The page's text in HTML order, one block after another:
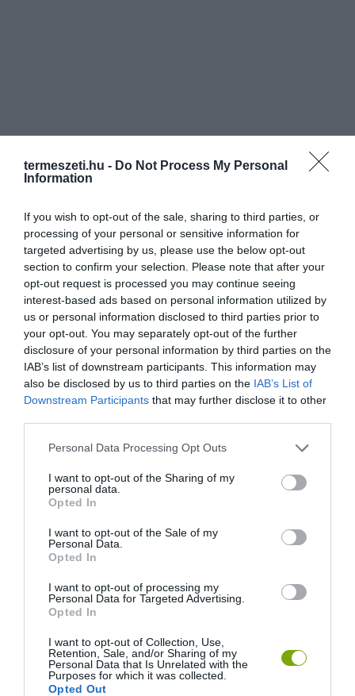
termeszeti.hu - Do Not Process My Personal
Information
If you wish to opt-out of the sale, sharing to third parties, or
processing of your personal or sensitive information for
targeted advertising by us, please use the below opt-out
section to confirm your selection. Please note that after your
opt-out request is processed you may continue seeing
interest-based ads based on personal information utilized by
us or personal information disclosed to third parties prior to
your opt-out. You may separately opt-out of the further
disclosure of your personal information by third parties on the
IAB’s list of downstream participants. This information may
also be disclosed by us to third parties on the IAB’s List of
Downstream Participants that may further disclose it to other
Please note that this website/app uses one or more Google
not limited to your visit or usage behaviour. You may click to
grant or deny consent to Google and its third-party tags to
use your data for below specified purposes in below Google
consent section.
Personal Data Processing Opt Outs
I want to opt-out of the Sharing of my
personal data.
Opted In
I want to opt-out of the Sale of my
Personal Data.
Opted In
I want to opt-out of processing my
Personal Data for Targeted Advertising.
Opted In
I want to opt-out of Collection, Use,
Retention, Sale, and/or Sharing of my
Personal Data that Is Unrelated with the
Purposes for which it was collected.
Opted Out